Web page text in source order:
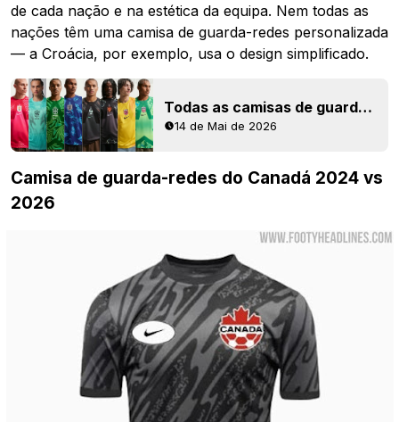
de cada nação e na estética da equipa. Nem todas as
nações têm uma camisa de guarda-redes personalizada
— a Croácia, por exemplo, usa o design simplificado.
Todas as camisas de guarda-redes da Nike para o Mundial de 2026 reveladas
14 de Mai de 2026
Camisa de guarda-redes do Canadá 2024 vs
2026